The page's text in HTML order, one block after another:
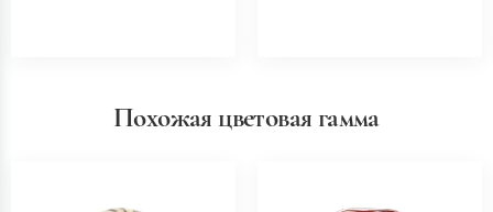
Похожая цветовая гамма